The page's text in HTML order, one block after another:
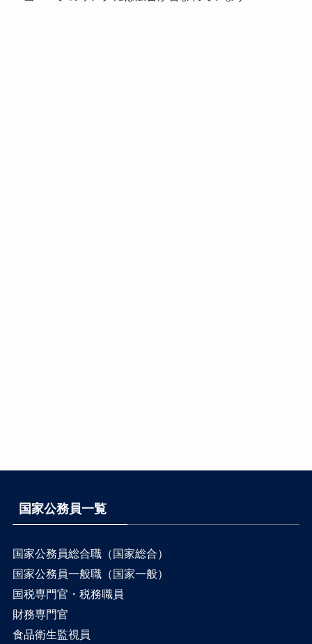
国家公務員一覧
国家公務員総合職（国家総合）
国家公務員一般職（国家一般）
国税専門官・税務職員
財務専門官
食品衛生監視員